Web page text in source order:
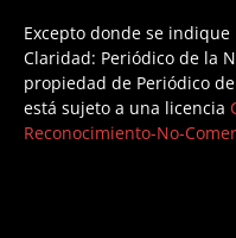
Excepto donde se
Claridad: Periódico de la
propiedad de Periódico
está sujeto a una licencia
Reconocimiento-No-